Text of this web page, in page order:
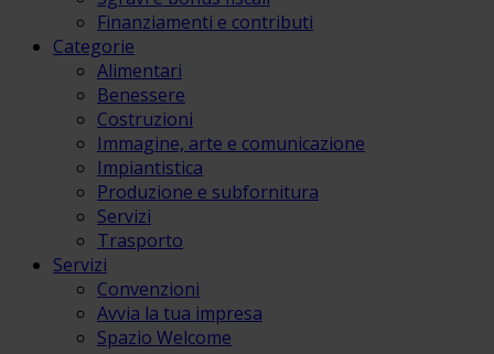
Finanziamenti e contributi
Categorie
Alimentari
Benessere
Costruzioni
Immagine, arte e comunicazione
Impiantistica
Produzione e subfornitura
Servizi
Trasporto
Servizi
Convenzioni
Avvia la tua impresa
Spazio Welcome